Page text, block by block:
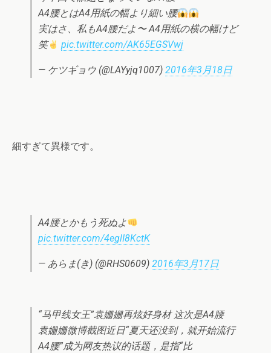
A4腰とはA4用紙の幅より細い腰
実はさ、私もA4腰だよ〜 A4用紙の横の幅けど
笑
pic.twitter.com/AK65EGSVwj
— ケツギョウ (@LAYyjq1007) 2016年3月18日
細すぎて異様です。
A4腰とかもう死ぬよ
pic.twitter.com/4eglI8KctK
— あらま(き) (@RHS0609) 2016年3月17日
“马甲线女王”袁姗姗再炫好身材 这次是A4腰
袁姗姗微博截图近日“夏天还没到，就开始流行
A4腰”成为网友热议的话题，是指“比